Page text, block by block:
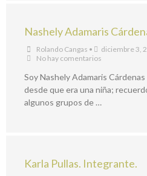
Nashely Adamaris
Rolando Cangas • diciembre 3,
No hay comentarios
Soy Nashely Adamaris
desde que era una niña;
algunos grupos de …
Karla Pullas. Integrante.